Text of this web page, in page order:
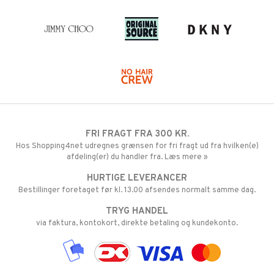
FRI FRAGT FRA 300 KR.
Hos Shopping4net udregnes grænsen for fri fragt ud fra hvilken(e)
afdeling(er) du handler fra. Læs mere »
HURTIGE LEVERANCER
Bestillinger foretaget før kl. 13.00 afsendes normalt samme dag.
TRYG HANDEL
via faktura, kontokort, direkte betaling og kundekonto.